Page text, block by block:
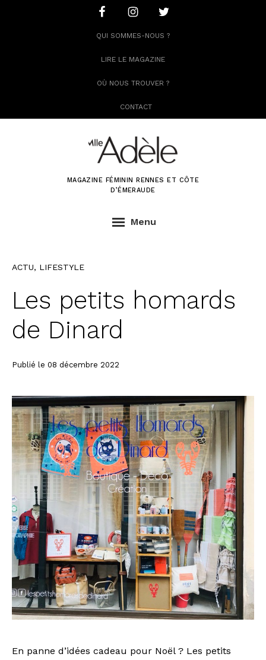
QUI SOMMES-NOUS ?
LIRE LE MAGAZINE
OÙ NOUS TROUVER ?
CONTACT
AdèleMAGAZINE FÉMININ RENNES ET CÔTE
D’ÉMERAUDE
Menu
ACTU, LIFESTYLE
Les petits homards
de Dinard
Publié le 08 décembre 2022
En panne d’idées cadeau pour Noël ? Les petits